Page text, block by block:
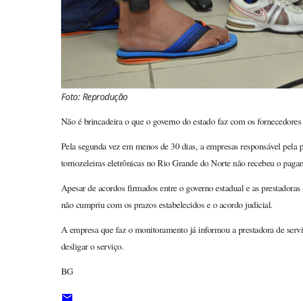
Foto: Reprodução
Não é brincadeira o que o governo do estado faz com os
Pela segunda vez em menos de 30 dias, a empresas responsável
tornozeleiras eletrônicas no Rio Grande do Norte não recebeu o
Apesar de acordos firmados entre o governo estadual e as
não cumpriu com os prazos estabelecidos e o acordo judicial.
A empresa que faz o monitoramento já informou a prestadora de
desligar o serviço.
BG